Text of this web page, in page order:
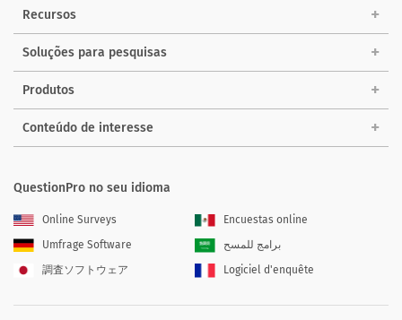
Recursos
Soluções para pesquisas
Produtos
Conteúdo de interesse
QuestionPro no seu idioma
Online Surveys
Encuestas online
Umfrage Software
برامج للمسح
調査ソフトウェア
Logiciel d'enquête